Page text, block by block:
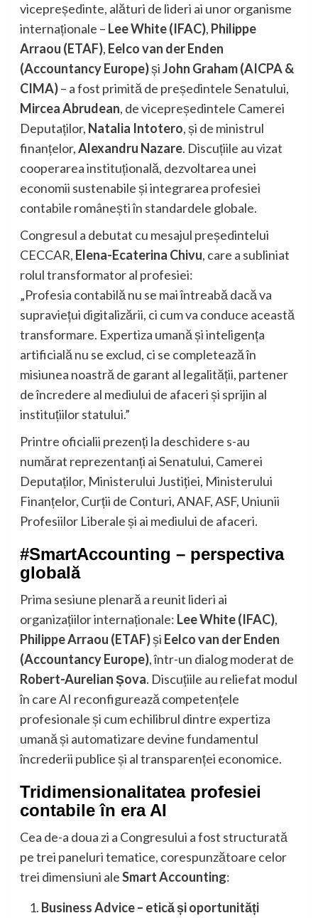
vicepreședinte, alături de lideri ai unor organisme
internaționale – Lee White (IFAC), Philippe
Arraou (ETAF), Eelco van der Enden
(Accountancy Europe)șiJohn Graham (AICPA &
CIMA)– a fost primită de președintele Senatului,
Mircea Abrudean, de vicepreședintele Camerei
Deputaților, Natalia Intotero, și de ministrul
finanțelor,Alexandru Nazare. Discuțiile au vizat
cooperarea instituțională, dezvoltarea unei
economii sustenabile și integrarea profesiei
contabile românești în standardele globale.
Congresul a debutat cu mesajul președintelui
CECCAR, Elena-Ecaterina Chivu, care a subliniat
rolul transformator al profesiei:
„Profesia contabilă nu se mai întreabă dacă va
supraviețui digitalizării, ci cum va conduce această
transformare. Expertiza umană și inteligența
artificială nu se exclud, ci se completează în
misiunea noastră de garant al legalității, partener
de încredere al mediului de afaceri și sprijin al
instituțiilor statului.”
Printre oficialii prezenți la deschidere s-au
numărat reprezentanți ai Senatului, Camerei
Deputaților, Ministerului Justiției, Ministerului
Finanțelor, Curții de Conturi, ANAF, ASF, Uniunii
Profesiilor Liberale și ai mediului de afaceri.
#SmartAccounting – perspectiva
globală
Prima sesiune plenară a reunit lideri ai
organizațiilor internaționale: Lee White (IFAC),
Philippe Arraou (ETAF)și Eelco van der Enden
(Accountancy Europe), într-un dialog moderat de
Robert-Aurelian Șova. Discuțiile au reliefat modul
în care AI reconfigurează competențele
profesionale și cum echilibrul dintre expertiza
umană și automatizare devine fundamentul
încrederii publice și al transparenței economice.
Tridimensionalitatea profesiei
contabile în era AI
Cea de-a doua zi a Congresului a fost structurată
pe trei paneluri tematice, corespunzătoare celor
trei dimensiuni aleSmart Accounting:
Business Advice – etică și oportunități